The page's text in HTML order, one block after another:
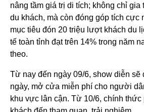
nâng tầm giá trị di tích; không chỉ gia
du khách, mà còn đóng góp tích cực
mục tiêu đón 20 triệu lượt khách du
tế toàn tỉnh đạt trên 14% trong năm
theo.
Từ nay đến ngày 09/6, show diễn
ngày, mở cửa miễn phí cho người
khu vực lân cận. Từ 10/6, chính thức